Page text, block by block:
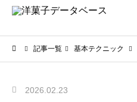
記事一覧 基本テクニック
2026.02.23